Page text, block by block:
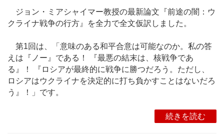
ジョン・ミアシャイマー教授の最新論文『前途の闇：ウ
クライナ戦争の行方』を全力で全文仮訳しました。
第1回は、「意味のある和平合意は可能なのか。私の答
えは『ノー』である！ 『最悪の結末は、核戦争であ
る』！ 『ロシアが最終的に戦争に勝つだろう。ただし、
ロシアはウクライナを決定的に打ち負かすことはないだろ
う』！」です。
続きを読む